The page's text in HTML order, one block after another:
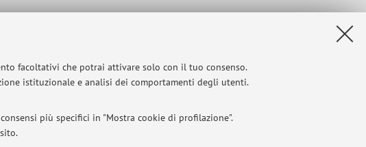
facoltativi che potrai attivare solo con il tuo consenso.
istituzionale e analisi dei comportamenti degli utenti.
più specifici in "Mostra cookie di profilazione".